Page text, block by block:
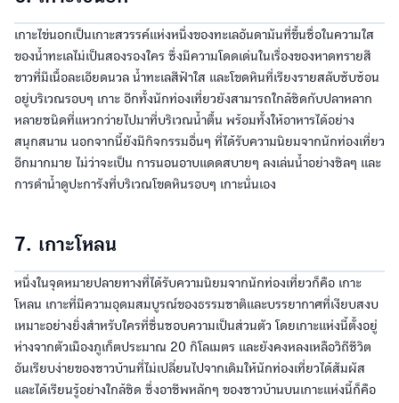
เกาะไข่นอกเป็นเกาะสวรรค์แห่งหนึ่งของทะเลอันดามันที่ขึ้นชื่อในความใส
ของน้ำทะเลไม่เป็นสองรองใคร ซึ่งมีความโดดเด่นในเรื่องของหาดทรายสี
ขาวที่มีเนื้อละเอียดนวล น้ำทะเลสีฟ้าใส และโขดหินที่เรียงรายสลับซับซ้อน
อยู่บริเวณรอบๆ เกาะ อีกทั้งนักท่องเที่ยวยังสามารถใกล้ชิดกับปลาหลาก
หลายชนิดที่แหวกว่ายไปมาที่บริเวณน้ำตื้น พร้อมทั้งให้อาหารได้อย่าง
สนุกสนาน นอกจากนี้ยังมีกิจกรรมอื่นๆ ที่ได้รับความนิยมจากนักท่องเที่ยว
อีกมากมาย ไม่ว่าจะเป็น การนอนอาบแดดสบายๆ ลงเล่นน้ำอย่างชิลๆ และ
การดำน้ำดูปะการังที่บริเวณโขดหินรอบๆ เกาะนั่นเอง
7. เกาะโหลน
หนึ่งในจุดหมายปลายทางที่ได้รับความนิยมจากนักท่องเที่ยวก็คือ เกาะ
โหลน เกาะที่มีความอุดมสมบูรณ์ของธรรมชาติและบรรยากาศที่เงียบสงบ
เหมาะอย่างยิ่งสำหรับใครที่ชื่นชอบความเป็นส่วนตัว โดยเกาะแห่งนี้ตั้งอยู่
ห่างจากตัวเมืองภูเก็ตประมาณ 20 กิโลเมตร และยังคงหลงเหลือวิถีชีวิต
อันเรียบง่ายของชาวบ้านที่ไม่เปลี่ยนไปจากเดิมให้นักท่องเที่ยวได้สัมผัส
และได้เรียนรู้อย่างใกล้ชิด ซึ่งอาชีพหลักๆ ของชาวบ้านบนเกาะแห่งนี้ก็คือ